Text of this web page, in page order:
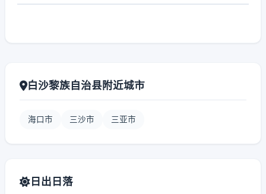
白沙黎族自治县附近城市
海口市 三沙市 三亚市
日出日落